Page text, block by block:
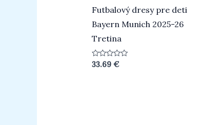
Futbalový dresy pre deti
Bayern Munich 2025-26
Tretina
Hodnotenie
33.69 €